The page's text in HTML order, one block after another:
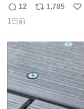
れでね、ライチ
いサイズになる
いでかいライチ
返
信
12
リ
ト
数
1,785
い
数
1日前